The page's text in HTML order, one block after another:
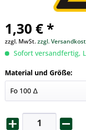
1,30 € *
zzgl. MwSt.zzgl.
Sofort versandfertig,
Material und Größe: